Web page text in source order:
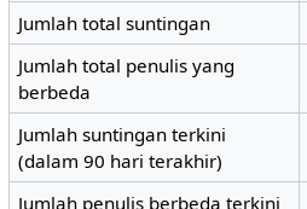
Jumlah total suntingan
Jumlah total penulis yang
berbeda
Jumlah suntingan terkini
(dalam 90 hari terakhir)
Jumlah penulis berbeda terkini